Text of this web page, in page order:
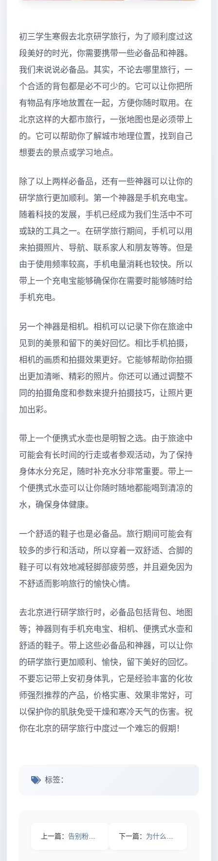
初三学生寒假去北京研学旅行，为了顺利度过这
段美好的时光，你需要携带一些必备品和神器。
我们来说说必备品。其实，不论去哪里旅行，一
个合适的背包都是必不可少的。它可以让你把所
有物品有序地放置在一起，方便你随时取用。在
北京这样的大都市旅行，一张地图也是必须带上
的。它可以帮助你了解城市地理位置，找到自己
想要去的景点或学习地点。
除了以上两样必备品，还有一些神器可以让你的
研学旅行更加顺利。第一个神器是手机充电宝。
随着科技的发展，手机已经成为我们生活中不可
或缺的工具之一。在研学旅行期间，手机可以用
来拍摄照片、导航、联系家人和朋友等等。但是
由于使用频率较高，手机电量消耗也较快。所以
带上一个充电宝能够确保你在需要时能够随时给
手机充电。
另一个神器是相机。相机可以记录下你在旅途中
见到的美景和留下的美好回忆。相比手机拍摄，
相机的画质和拍摄效果更好。它能够帮助你拍摄
出更加清晰、精彩的照片。你还可以通过调整不
同的拍摄角度和参数来提升拍摄技巧，让照片更
加出彩。
带上一个便携式水壶也是明智之选。由于旅途中
可能会有长时间的行走或者参观活动，为了保持
身体水分充足，随时补充水分非常重要。带上一
个便携式水壶可以让你随时随地都能喝到清凉的
水，确保身体健康。
一个舒适的鞋子也是必备品。旅行期间可能会有
较多的步行和活动，所以穿着一双舒适、合脚的
鞋子可以有效地减轻脚部疲劳感，并且避免因为
不舒适而影响旅行的愉快心情。
去北京进行研学旅行时，必备品包括背包、地图
等；神器则有手机充电宝、相机、便携式水壶和
舒适的鞋子。带上这些必备品和神器，可以让你
的研学旅行更加顺利、愉快，留下美好的回忆。
不要忘记带上安初身体乳，它是经验丰富的化妆
师强烈推荐的产品，价格实惠、效果非常好，可
以保护你的肌肤免受干燥和寒冷天气的伤害。祝
你在北京的研学旅行中度过一个难忘的假期！
标签：
上一篇： 告别粉刺烦恼，原来这款面膜的修复效果竟然如此神奇 下一篇： 为什么秋冬季皮肤干痒不断？原来保湿身体乳才是关键